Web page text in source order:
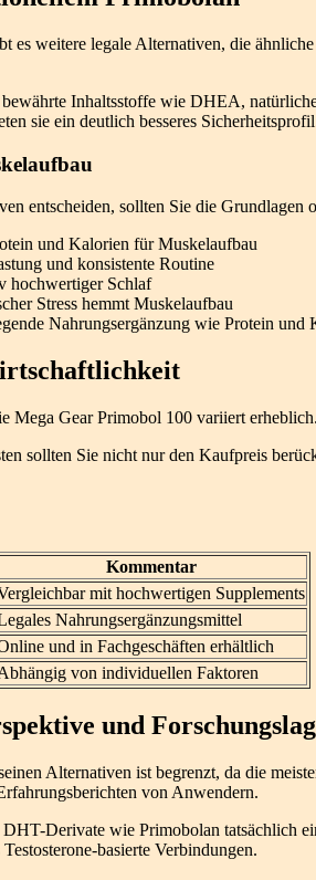
es weitere legale Alternativen, die
Inhaltsstoffe wie DHEA,
sie ein deutlich besseres
entscheiden, sollten Sie die Grundlagen
und Kalorien für Muskelaufbau
und konsistente Routine
hochwertiger Schlaf
Stress hemmt Muskelaufbau
Nahrungsergänzung wie Protein und
Mega Gear Primobol 100 variiert
sollten Sie nicht nur den Kaufpreis
Kommentar
mit hochwertigen Supplements
Nahrungsergänzungsmittel
und in Fachgeschäften erhältlich
von individuellen Faktoren
und
Alternativen ist begrenzt, da die
von Anwendern.
DHT-Derivate wie Primobolan tatsächlich
basierte Verbindungen.